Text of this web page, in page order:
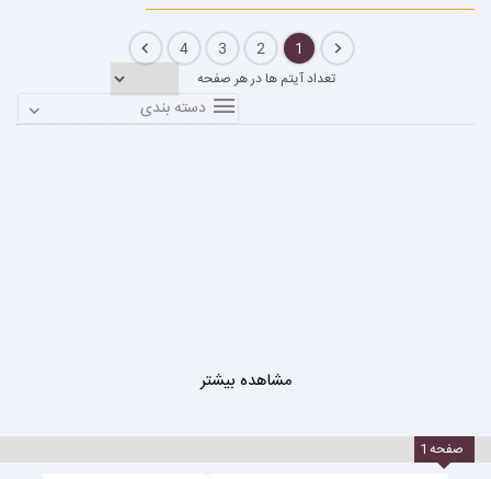
1
2
3
4
تعداد آیتم ها در هر صفحه
دسته بندی
مشاهده بیشتر
صفحه 1